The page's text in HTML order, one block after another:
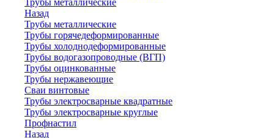
Трубы металлические
Назад
Трубы металлические
Трубы горячедеформированные
Трубы холоднодеформированные
Трубы водогазопроводные (ВГП)
Трубы оцинкованные
Трубы нержавеющие
Сваи винтовые
Трубы электросварные квадратные
Трубы электросварные круглые
Профнастил
Назад